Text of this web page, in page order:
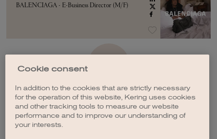
BALENCIAGA - E-Business Director (M/F)
Cookie consent
In addition to the cookies that are strictly necessary
for the operation of this website, Kering uses cookies
and other tracking tools to measure our website
performance and to improve our understanding of
your interests.